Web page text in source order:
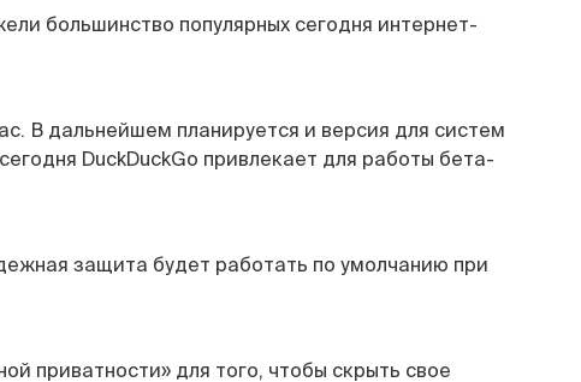
большинство популярных сегодня интернет-
В дальнейшем планируется и версия для систем
DuckDuckGo привлекает для работы бета-
защита будет работать по умолчанию при
приватности» для того, чтобы скрыть свое